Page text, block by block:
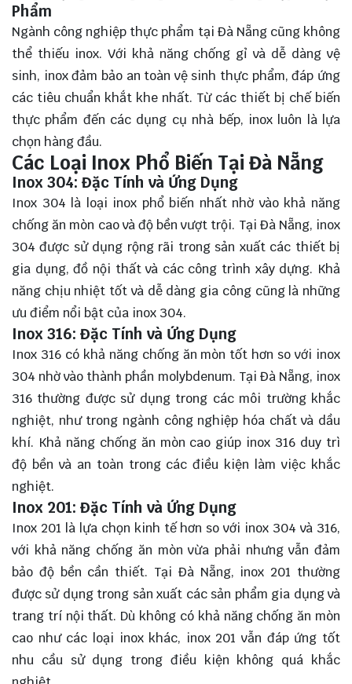
Phẩm
Ngành công nghiệp thực phẩm tại Đà Nẵng cũng không
thể thiếu inox. Với khả năng chống gỉ và dễ dàng vệ
sinh, inox đảm bảo an toàn vệ sinh thực phẩm, đáp ứng
các tiêu chuẩn khắt khe nhất. Từ các thiết bị chế biến
thực phẩm đến các dụng cụ nhà bếp, inox luôn là lựa
chọn hàng đầu.
Các Loại Inox Phổ Biến Tại Đà Nẵng
Inox 304: Đặc Tính và Ứng Dụng
Inox 304 là loại inox phổ biến nhất nhờ vào khả năng
chống ăn mòn cao và độ bền vượt trội. Tại Đà Nẵng, inox
304 được sử dụng rộng rãi trong sản xuất các thiết bị
gia dụng, đồ nội thất và các công trình xây dựng. Khả
năng chịu nhiệt tốt và dễ dàng gia công cũng là những
ưu điểm nổi bật của inox 304.
Inox 316: Đặc Tính và Ứng Dụng
Inox 316 có khả năng chống ăn mòn tốt hơn so với inox
304 nhờ vào thành phần molybdenum. Tại Đà Nẵng, inox
316 thường được sử dụng trong các môi trường khắc
nghiệt, như trong ngành công nghiệp hóa chất và dầu
khí. Khả năng chống ăn mòn cao giúp inox 316 duy trì
độ bền và an toàn trong các điều kiện làm việc khắc
nghiệt.
Inox 201: Đặc Tính và Ứng Dụng
Inox 201 là lựa chọn kinh tế hơn so với inox 304 và 316,
với khả năng chống ăn mòn vừa phải nhưng vẫn đảm
bảo độ bền cần thiết. Tại Đà Nẵng, inox 201 thường
được sử dụng trong sản xuất các sản phẩm gia dụng và
trang trí nội thất. Dù không có khả năng chống ăn mòn
cao như các loại inox khác, inox 201 vẫn đáp ứng tốt
nhu cầu sử dụng trong điều kiện không quá khắc